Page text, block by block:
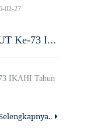
02-27
Ke-73 I...
IKAHI Tahun